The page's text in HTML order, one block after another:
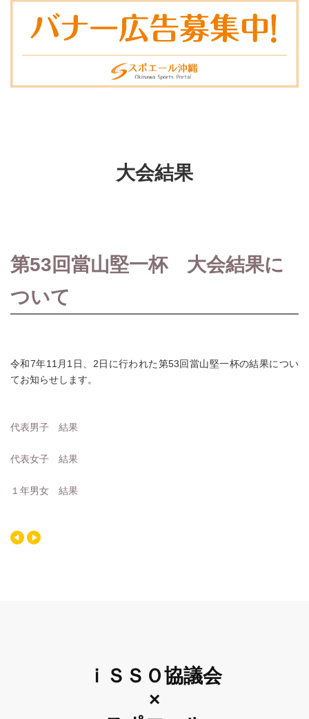
大会結果
第53回當山堅一杯 大会結果に
ついて
令和7年11月1日、2日に行われた第53回當山堅一杯の結果につい
てお知らせします。
代表男子 結果
代表女子 結果
１年男女 結果
ｉＳＳＯ協議会
×